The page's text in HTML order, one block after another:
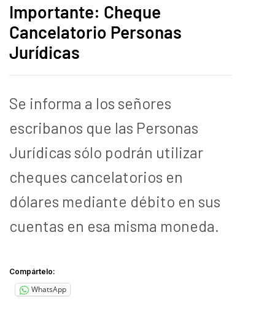
Importante: Cheque
Cancelatorio Personas
Jurídicas
Se informa a los señores
escribanos que las Personas
Jurídicas sólo podrán utilizar
cheques cancelatorios en
dólares mediante débito en sus
cuentas en esa misma moneda.
Compártelo:
WhatsApp